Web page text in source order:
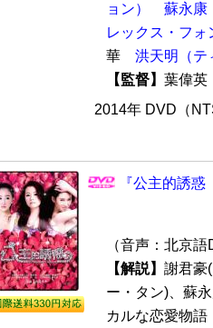
ョン）
蘇永康
レックス・フォ
華 洪天明（テ
【監督】 葉偉
2014年 DVD（
『公主的誘
（音声：北京
【解説】 謝君豪
ー・タン)、蘇
カルな恋愛物